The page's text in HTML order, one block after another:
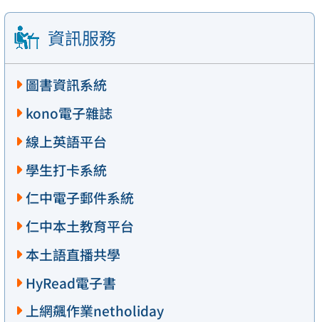
資訊服務
圖書資訊系統
kono電子雜誌
線上英語平台
學生打卡系統
仁中電子郵件系統
仁中本土教育平台
本土語直播共學
HyRead電子書
上網飆作業netholiday